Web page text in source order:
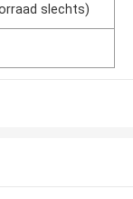
slechts)